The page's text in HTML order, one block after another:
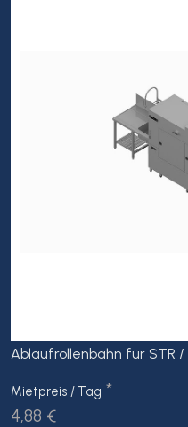
Ablaufrollenbahn für STR /
Mietpreis / Tag *
4,88 €